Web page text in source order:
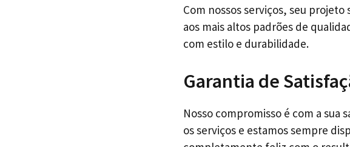
Com nossos serviços, seu
aos mais altos padrões de
com estilo e durabilidade.
Garantia de
Nosso compromisso é com a sua
os serviços e estamos sempre